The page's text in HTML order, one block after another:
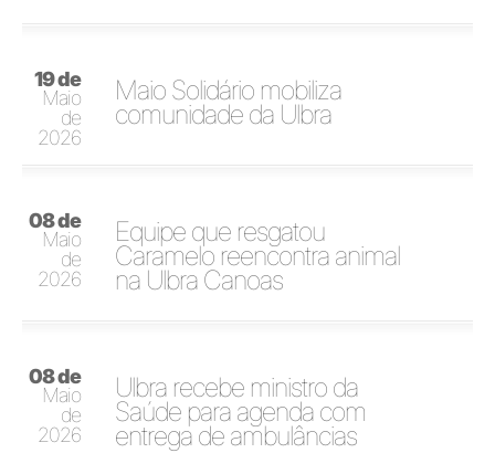
19 de
Maio
de
2026
Maio Solidário mobiliza
comunidade da Ulbra
08 de
Maio
de
2026
Equipe que resgatou
Caramelo reencontra animal
na Ulbra Canoas
08 de
Maio
de
2026
Ulbra recebe ministro da
Saúde para agenda com
entrega de ambulâncias